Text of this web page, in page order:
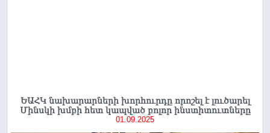
ԵԱՀԿ նախարարների խորհուրդը որոշել է լուծարել
Մինսկի խմբի հետ կապված բոլոր ինստիտուտները
01.09.2025